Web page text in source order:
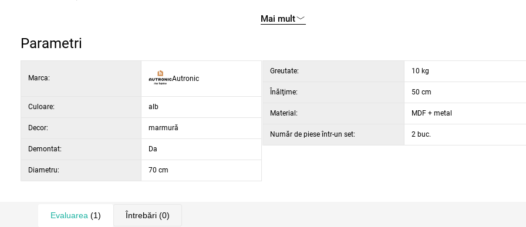
Mai mult
Parametri
Marca: Autronic
Culoare: alb
Decor: marmură
Demontat: Da
Diametru: 70 cm
Greutate: 10 kg
Înălţime: 50 cm
Material: MDF + metal
Număr de piese într-un set: 2 buc.
Evaluarea (1) Întrebări (0)